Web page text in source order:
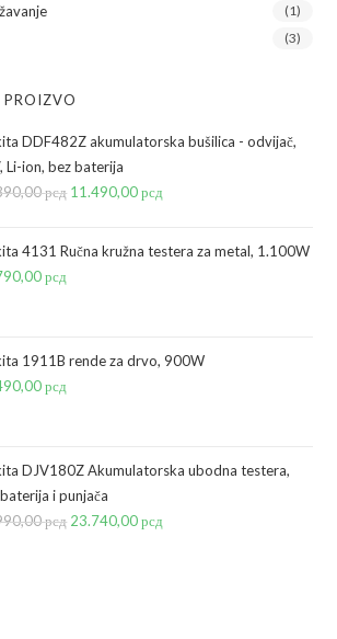
(1)
(3)
DDF482Z akumulatorska bušilica - odvijač,
Li-ion, bez baterija
рсд Originalna
je
11.490,00рсд
je:
4131 Ručna kružna testera za metal, 1.100W
рсд
1911B rende za drvo, 900W
рсд
DJV180Z Akumulatorska ubodna testera,
i punjača
рсд Originalna
23.740,00рсд